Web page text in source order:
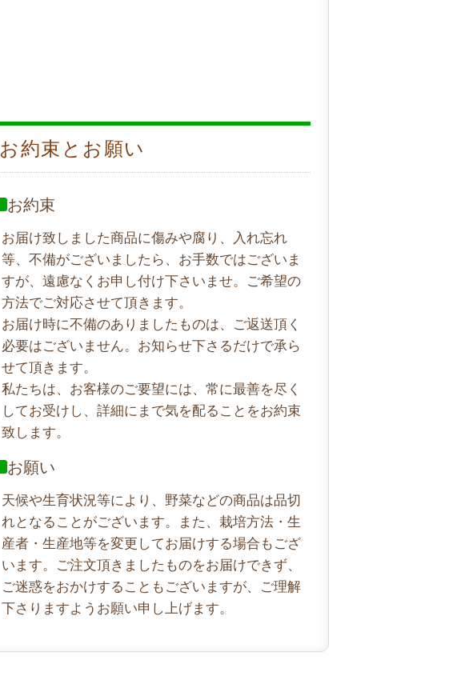
お約束とお願い
お約束
お届け致しました商品に傷みや腐り、入れ忘れ
等、不備がございましたら、お手数ではございま
すが、遠慮なくお申し付け下さいませ。ご希望の
方法でご対応させて頂きます。
お届け時に不備のありましたものは、ご返送頂く
必要はございません。お知らせ下さるだけで承ら
せて頂きます。
私たちは、お客様のご要望には、常に最善を尽く
してお受けし、詳細にまで気を配ることをお約束
致します。
お願い
天候や生育状況等により、野菜などの商品は品切
れとなることがございます。また、栽培方法・生
産者・生産地等を変更してお届けする場合もござ
います。ご注文頂きましたものをお届けできず、
ご迷惑をおかけすることもございますが、ご理解
下さりますようお願い申し上げます。